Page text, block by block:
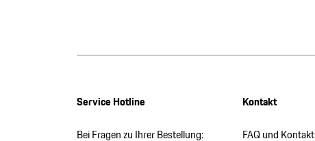
Service Hotline
Bei Fragen zu Ihrer Bestellung:
Kontakt
FAQ und Kontakt